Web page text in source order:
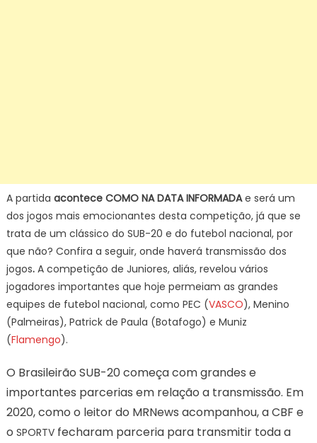
A partida acontece COMO NA DATA INFORMADAe será um
dos jogos mais emocionantes desta competição, já que se
trata de um clássico do SUB-20 e do futebol nacional, por
que não? Confira a seguir, onde haverá transmissão dos
jogos. A competição de Juniores, aliás, revelou vários
jogadores importantes que hoje permeiam as grandes
equipes de futebol nacional, como PEC (VASCO), Menino
(Palmeiras), Patrick de Paula (Botafogo) e Muniz
(Flamengo).
O Brasileirão SUB-20 começa com grandes e
importantes parcerias em relação a transmissão. Em
2020, como o leitor do MRNews acompanhou, a CBF e
o SPORTVfecharam parceria para transmitir toda a